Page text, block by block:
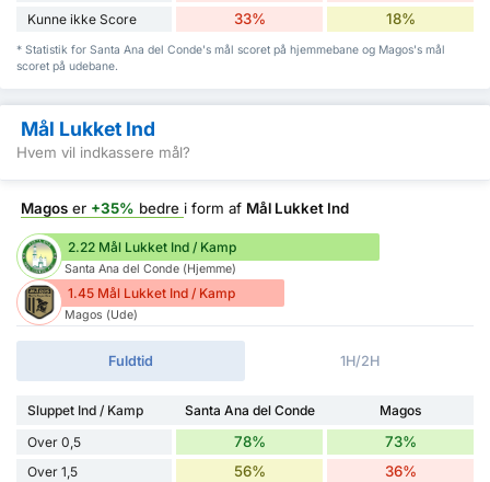
Kunne ikke Score 33% 18%
* Statistik for Santa Ana del Conde's mål scoret på hjemmebane og Magos's mål
scoret på udebane.
Mål Lukket Ind
Hvem vil indkassere mål?
Magos er +35% bedre i form af Mål Lukket Ind
2.22 Mål Lukket Ind / Kamp
Santa Ana del Conde (Hjemme)
1.45 Mål Lukket Ind / Kamp
Magos (Ude)
Fuldtid 1H/2H
Sluppet Ind / Kamp Santa Ana del Conde
Magos
Over 0,5
78% 73%
Over 1,5 56% 36%